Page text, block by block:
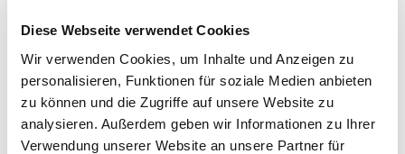
Diese Webseite verwendet Cookies
Wir verwenden Cookies, um Inhalte und Anzeigen zu
personalisieren, Funktionen für soziale Medien anbieten
zu können und die Zugriffe auf unsere Website zu
analysieren. Außerdem geben wir Informationen zu Ihrer
Verwendung unserer Website an unsere Partner für
Als Abstellfläche bietet sich der großzügige Dachspitz an
oder auch das Untergeschoss mit weiteren
Abstellräumen, Waschraum und der Hobbyraum zum
Spielen an.